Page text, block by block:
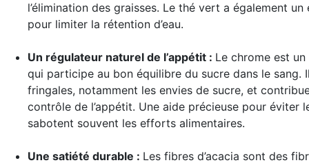
l’élimination des graisses. Le thé vert a également
pour limiter la rétention d’eau.
Un régulateur naturel de l’appétit : Le chrome est
qui participe au bon équilibre du sucre dans le sang.
fringales, notamment les envies de sucre, et
contrôle de l’appétit. Une aide précieuse pour éviter
sabotent souvent les efforts alimentaires.
Une satiété durable : Les fibres d’acacia sont des